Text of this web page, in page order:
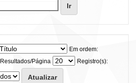
Em ordem:
Resultados/Página
Registro(s):